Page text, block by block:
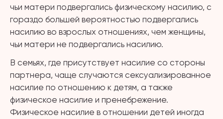
чьи матери подвергались физическому насилию, с
гораздо большей вероятностью подвергались
насилию во взрослых отношениях, чем женщины,
чьи матери не подвергались насилию.
В семьях, где присутствует насилие со стороны
партнера, чаще случаются сексуализированное
насилие по отношению к детям, а также
физическое насилие и пренебрежение.
Физическое насилие в отношении детей иногда